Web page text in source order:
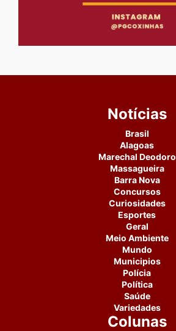
Notícias
Brasil
Alagoas
Marechal Deodoro
Massagueira
Barra Nova
Concursos
Curiosidades
Esportes
Geral
Meio Ambiente
Mundo
Municipios
Polícia
Política
Saúde
Variedades
Colunas